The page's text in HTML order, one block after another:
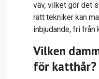
väv, vilket gör det
rätt tekniker kan
inbjudande, fri från
Vilken
för katthår?